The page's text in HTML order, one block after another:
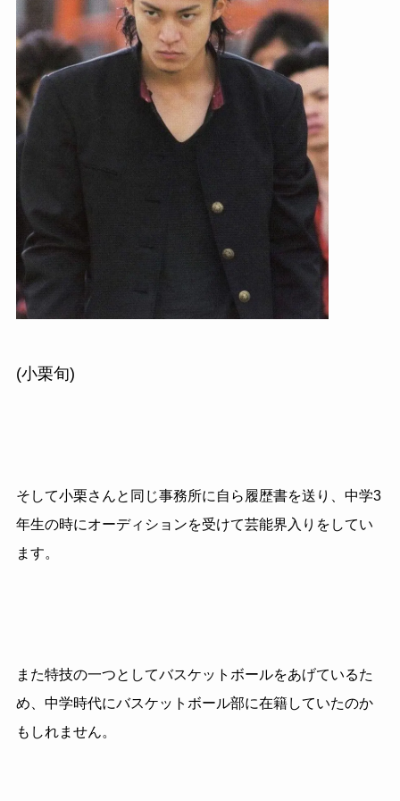
(小栗旬)
そして小栗さんと同じ事務所に自ら履歴書を送り、中学3
年生の時にオーディションを受けて芸能界入りをしてい
ます。
また特技の一つとしてバスケットボールをあげているた
め、中学時代にバスケットボール部に在籍していたのか
もしれません。